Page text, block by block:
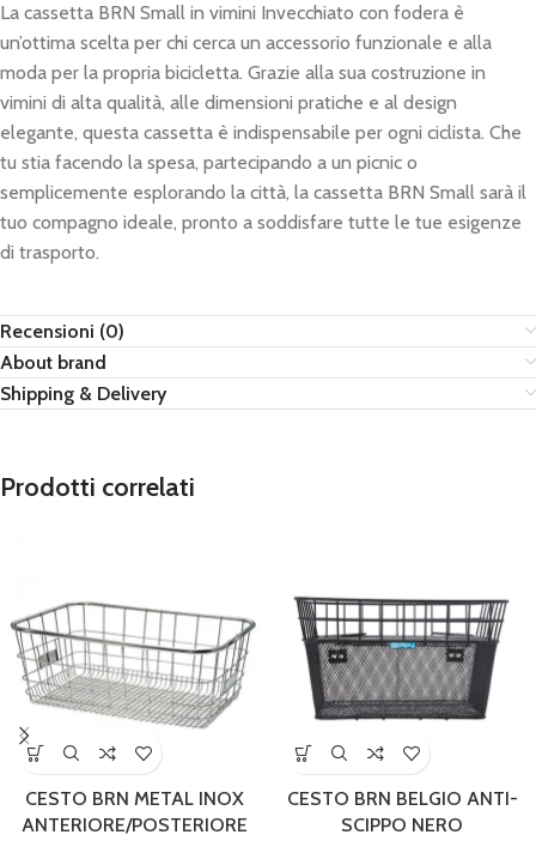
La cassetta BRN Small in vimini Invecchiato con fodera è
un’ottima scelta per chi cerca un accessorio funzionale e alla
moda per la propria bicicletta. Grazie alla sua costruzione in
vimini di alta qualità, alle dimensioni pratiche e al design
elegante, questa cassetta è indispensabile per ogni ciclista. Che
tu stia facendo la spesa, partecipando a un picnic o
semplicemente esplorando la città, la cassetta BRN Small sarà il
tuo compagno ideale, pronto a soddisfare tutte le tue esigenze
di trasporto.
Recensioni (0)
About brand
Shipping & Delivery
Prodotti correlati
CESTO BRN METAL INOX
ANTERIORE/POSTERIORE
CESTO BRN BELGIO ANTI-
SCIPPO NERO